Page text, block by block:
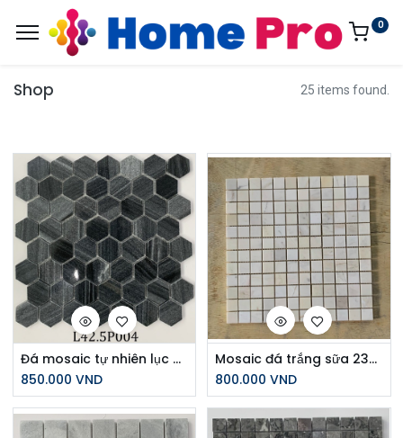
0
Shop 25 items found.
Đá mosaic tự nhiên lục giá L425P004
850.000 VND
Mosaic đá trắng sữa 23PV001 chíp 23x23
800.000 VND